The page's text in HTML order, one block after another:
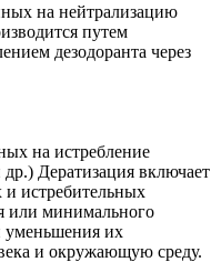
на нейтрализацию
путем
дезодоранта через
на истребление
Дератизация включает
и истребительных
или минимального
уменьшения их
и окружающую среду.